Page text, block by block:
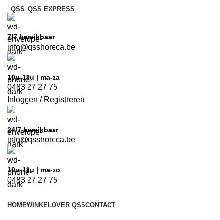
QSS QSS EXPRESS
7/7bereikbaar
info@qsshoreca.be
10u-19u | ma-za
0483 27 27 75
Inloggen / Registreren
24/7bereikbaar
info@qsshoreca.be
10u-19u | ma-zo
0483 27 27 75
HOMEWINKELOVER QSSCONTACT